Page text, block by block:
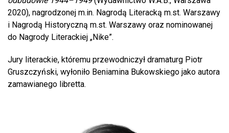
2020), nagrodzonej m.in. Nagrodą Literacką m.st. Warszawy
i Nagrodą Historyczną m.st. Warszawy oraz nominowanej
do Nagrody Literackiej „Nike”.
Jury literackie, któremu przewodniczył dramaturg Piotr
Gruszczyński, wyłoniło Beniamina Bukowskiego jako autora
zamawianego libretta.